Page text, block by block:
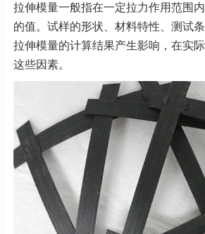
拉伸模量一般指在一定拉力作用范围
的值。试样的形状、材料特性、测试
拉伸模量的计算结果产生影响，在实
这些因素。